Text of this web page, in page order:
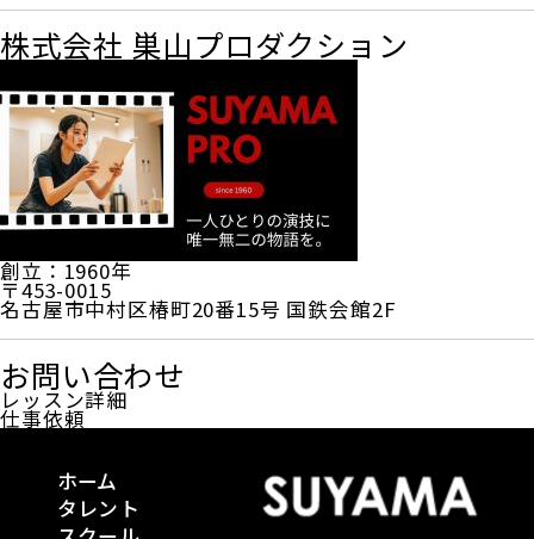
株式会社 巣山プロダクション
創立：1960年
〒453-0015
名古屋市中村区椿町20番15号 国鉄会館2F
お問い合わせ
レッスン詳細
仕事依頼
ホーム
タレント